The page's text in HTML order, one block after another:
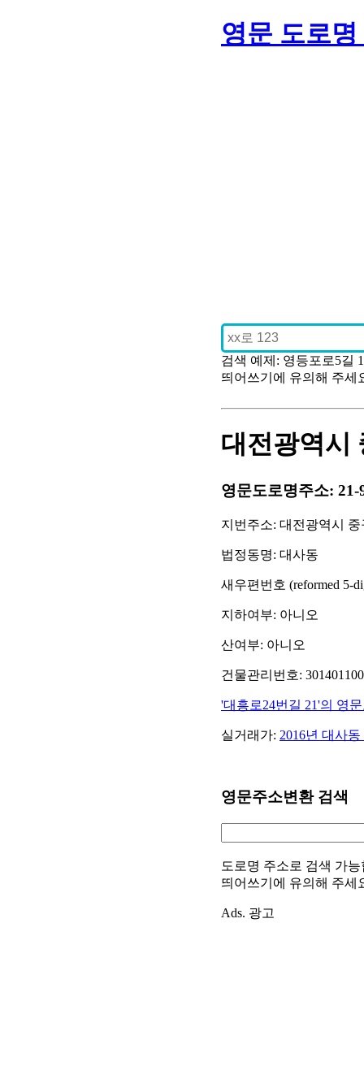
영문 도로
검색 예제: 영등포로5길
띄어쓰기에 유의해 주세
대전광역시
영문도로명주소: 21-
지번주소: 대전광역시
법정동명: 대사동
새우편번호 (reformed 5-
지하여부: 아니오
산여부: 아니오
건물관리번호:
'대흥로24번길 21'의 영
실거래가: 2016년 대사
영문주소변환 검색
도로명 주소로 검색 가
띄어쓰기에 유의해 주세
Ads. 광고